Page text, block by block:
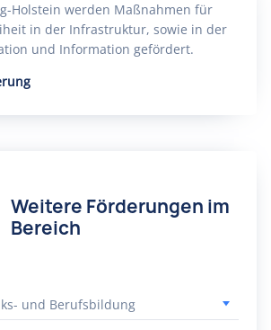
Holstein werden Maßnahmen für
in der Infrastruktur, sowie in der
und Information gefördert.
Weitere Förderungen im
Bereich